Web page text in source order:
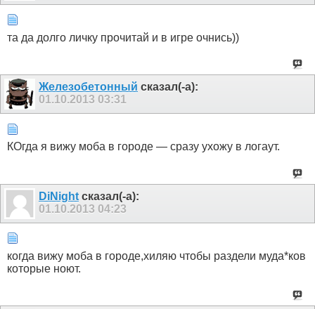
та да долго личку прочитай и в игре очнись))
Железобетонный сказал(-а):
01.10.2013 03:31
КОгда я вижу моба в городе — сразу ухожу в логаут.
DiNight сказал(-а):
01.10.2013 04:23
когда вижу моба в городе,хиляю чтобы раздели муда*ков
которые ноют.